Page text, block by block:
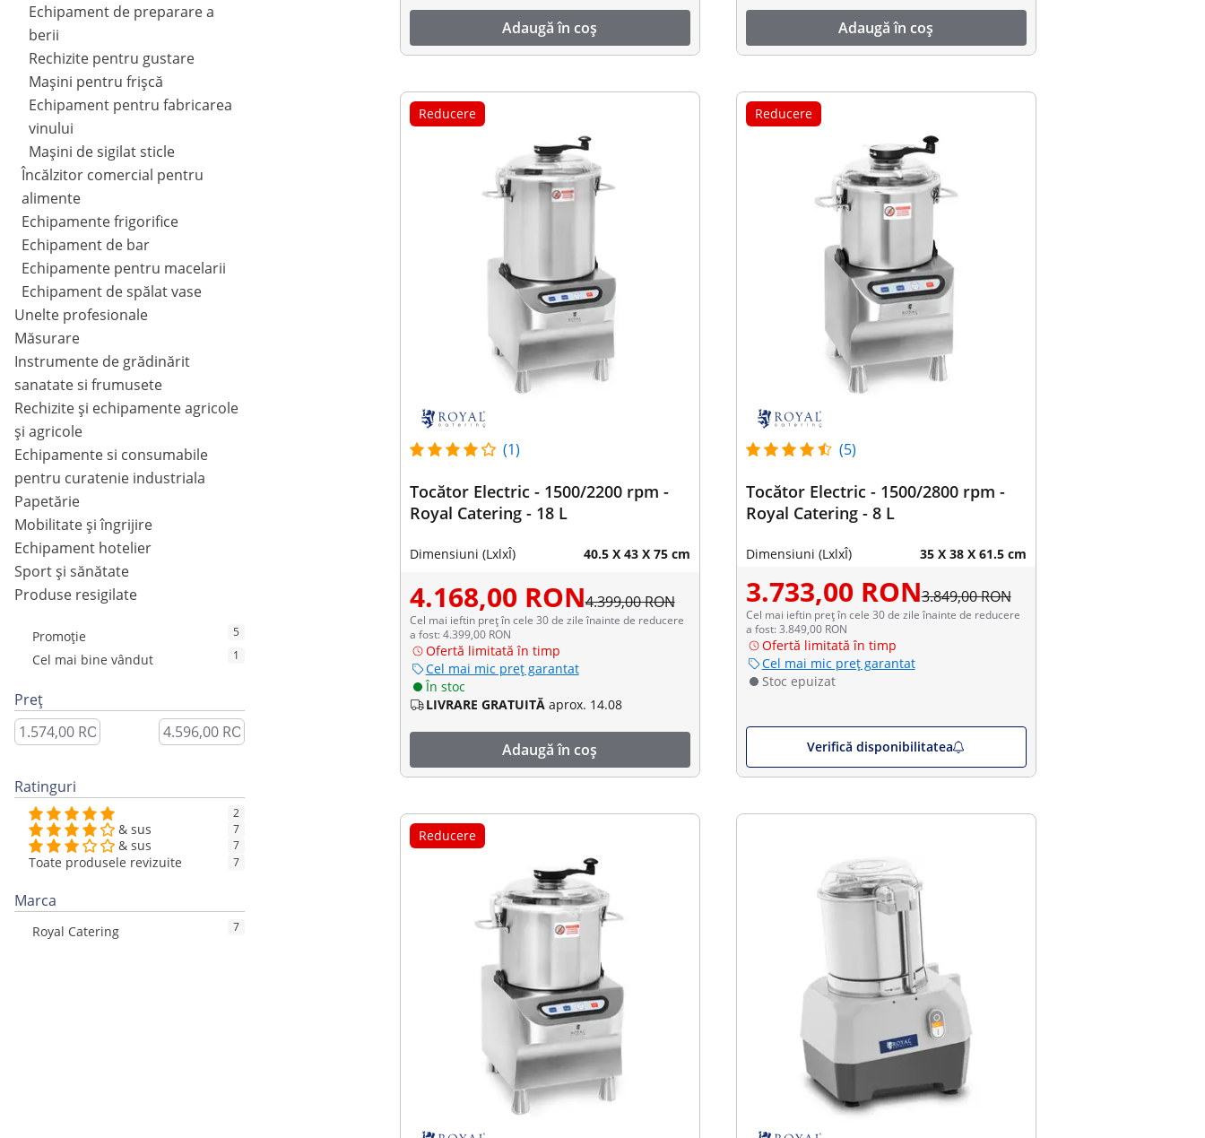
Echipament de preparare a
berii
Rechizite pentru gustare
Mașini pentru frișcă
Echipament pentru fabricarea
vinului
Mașini de sigilat sticle
Încălzitor comercial pentru
alimente
Echipamente frigorifice
Echipament de bar
Echipamente pentru macelarii
Echipament de spălat vase
Unelte profesionale
Măsurare
Instrumente de grădinărit
sanatate si frumusete
Rechizite și echipamente agricole
și agricole
Echipamente si consumabile
pentru curatenie industriala
Papetărie
Mobilitate și îngrijire
Echipament hotelier
Sport și sănătate
Produse resigilate
Promoție 5
Cel mai bine vândut 1
Preț
Ratinguri
2
& sus 7
& sus 7
Toate produsele revizuite 7
Marca
Royal Catering 7
Adaugă în coș Adaugă în coș
Reducere
(1)
Tocător Electric - 1500/2200 rpm -
Royal Catering - 18 L
Dimensiuni (LxlxÎ) 40.5 X 43 X 75 cm
4.168,00 RON4.399,00 RON
Cel mai ieftin preț în cele 30 de zile înainte de reducere
a fost: 4.399,00 RON
Ofertă limitată în timp
Cel mai mic preț garantat
În stoc
LIVRARE GRATUITĂ aprox. 14.08
Adaugă în coș
Reducere
(5)
Tocător Electric - 1500/2800 rpm -
Royal Catering - 8 L
Dimensiuni (LxlxÎ) 35 X 38 X 61.5 cm
3.733,00 RON3.849,00 RON
Cel mai ieftin preț în cele 30 de zile înainte de reducere
a fost: 3.849,00 RON
Ofertă limitată în timp
Cel mai mic preț garantat
Stoc epuizat
Verifică disponibilitatea
Reducere